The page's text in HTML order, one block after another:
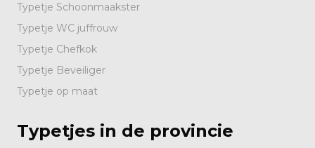
Typetje Schoonmaakster
Typetje WC juffrouw
Typetje Chefkok
Typetje Beveiliger
Typetje op maat
Typetjes in de provincie